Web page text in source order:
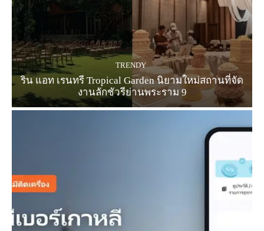
TRENDY
ริน แอท เรนทรี Tropical Garden นิยามใหม่สถานที่จัด
งานลักชัวรีย่านพระราม 9